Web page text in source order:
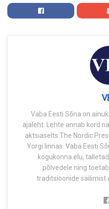
Vaba Eesti Sõna on
ajaleht. Lehte annab kord
aktsiaselts The Nordic
Yorgi linnas. Vaba Eesti
kogukonna elu,
põlvedele ning
traditsioonide säilimist